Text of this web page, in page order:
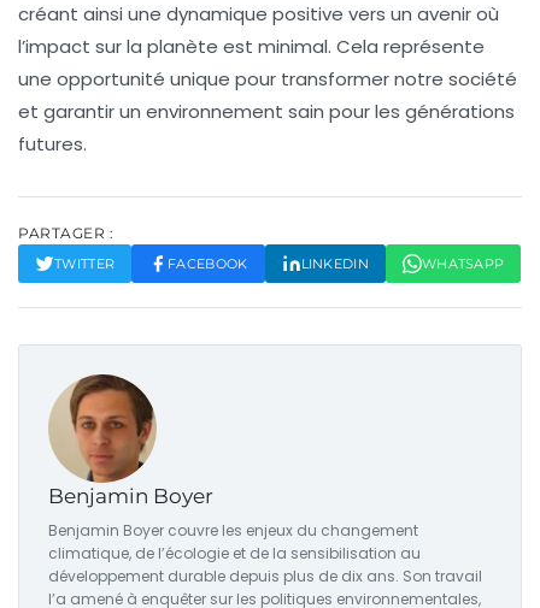
créant ainsi une dynamique positive vers un avenir où
l’impact sur la planète est minimal. Cela représente
une opportunité unique pour transformer notre société
et garantir un environnement sain pour les générations
futures.
PARTAGER :
TWITTER FACEBOOK LINKEDIN WHATSAPP
Benjamin Boyer
Benjamin Boyer couvre les enjeux du changement
climatique, de l’écologie et de la sensibilisation au
développement durable depuis plus de dix ans. Son travail
l’a amené à enquêter sur les politiques environnementales,